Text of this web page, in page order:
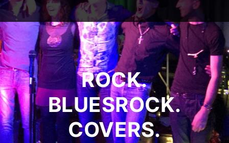
ROCK.
BLUESROCK.
COVERS.